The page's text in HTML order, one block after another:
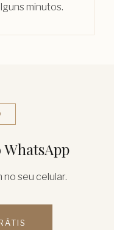
minutos.
seu celular.